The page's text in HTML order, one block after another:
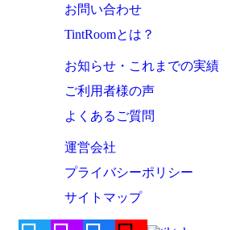
お問い合わせ
TintRoomとは？
お知らせ・これまでの実績
ご利用者様の声
よくあるご質問
運営会社
プライバシーポリシー
サイトマップ